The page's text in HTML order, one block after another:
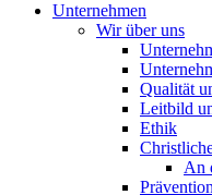
Unternehmen
Wir über uns
Qualität
Leitbild
Ethik
An
Prävention